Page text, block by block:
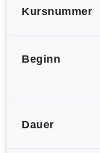
Kursnummer
Beginn
Dauer